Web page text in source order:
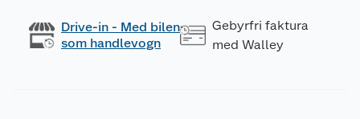
Drive-in - Med bilen
som handlevogn
Gebyrfri faktura
med Walley